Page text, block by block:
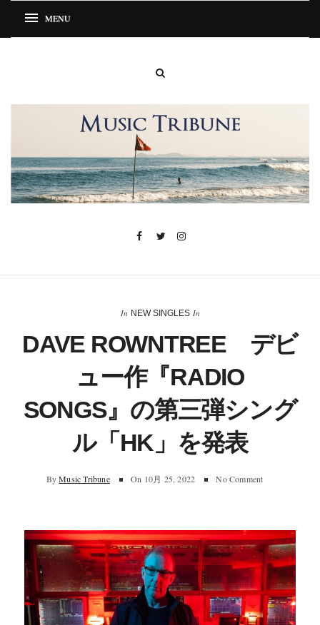
In NEW SINGLES In
DAVE ROWNTREE デビ
ュー作『RADIO
SONGS』の第三弾シング
ル「HK」を発表
By Music Tribune On 10月 25, 2022 No Comment